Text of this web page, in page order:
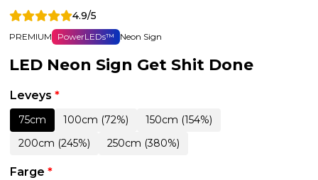
4.9/5
PREMIUM PowerLEDs™ Neon Sign
LED Neon Sign Get Shit Done
Leveys *
75cm 100cm (72%)
150cm (154%)
200cm (245%)
250cm (380%)
Farge *